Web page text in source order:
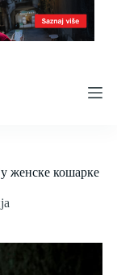
женске кошарке